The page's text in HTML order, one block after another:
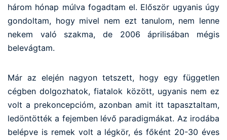
három hónap múlva fogadtam el. Először ugyanis úgy
gondoltam, hogy mivel nem ezt tanulom, nem lenne
nekem való szakma, de 2006 áprilisában mégis
belevágtam.
Már az elején nagyon tetszett, hogy egy független
cégben dolgozhatok, fiatalok között, ugyanis nem ez
volt a prekoncepcióm, azonban amit itt tapasztaltam,
ledöntötték a fejemben lévő paradigmákat. Az irodába
belépve is remek volt a légkör, és főként 20-30 éves